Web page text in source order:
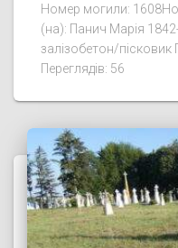
Номер могили:
(на): Панич Марія
залізобетон/
Переглядів: 56